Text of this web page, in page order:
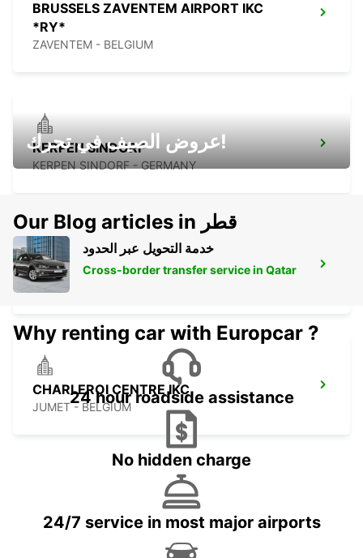
BRUSSELS ZAVENTEM AIRPORT IKC
*RY*
ZAVENTEM - BELGIUM
KERPEN SINDORF
KERPEN SINDORF - GERMANY
CHARLEROI BRUSSELS SOUTH APT IKC
GOSSELIES - BELGIUM
CHARLEROI CENTRE IKC
JUMET - BELGIUM
عروض الصيف في تحرك!
Our Blog articles in قطر
خدمة التحويل عبر الحدود
Cross-border transfer service in Qatar
Why renting car with Europcar ?
24 hour roadside assistance
No hidden charge
24/7 service in most major airports